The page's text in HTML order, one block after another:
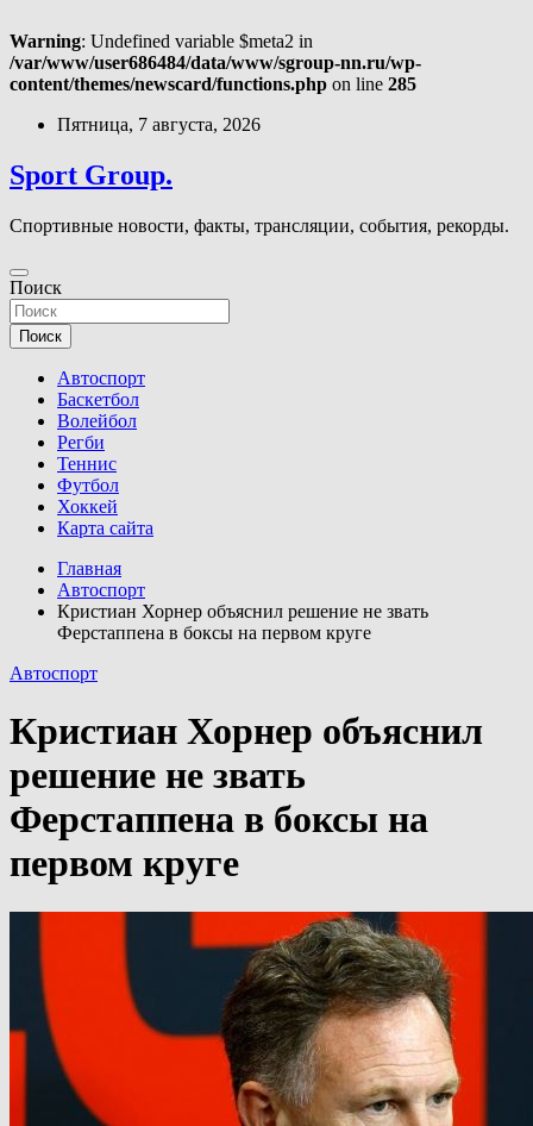
Warning: Undefined variable $meta2 in
/var/www/user686484/data/www/sgroup-nn.ru/wp-
content/themes/newscard/functions.php on line 285
Перейти
содержимому
Пятница, 7 августа, 2026
Sport Group.
Спортивные новости, факты, трансляции, события, рекорды.
Поиск
Поиск
Автоспорт
Баскетбол
Волейбол
Регби
Теннис
Футбол
Хоккей
Карта сайта
Главная
Автоспорт
Кристиан Хорнер объяснил решение не звать
Ферстаппена в боксы на первом круге
Автоспорт
Кристиан Хорнер объяснил
решение не звать
Ферстаппена в боксы на
первом круге